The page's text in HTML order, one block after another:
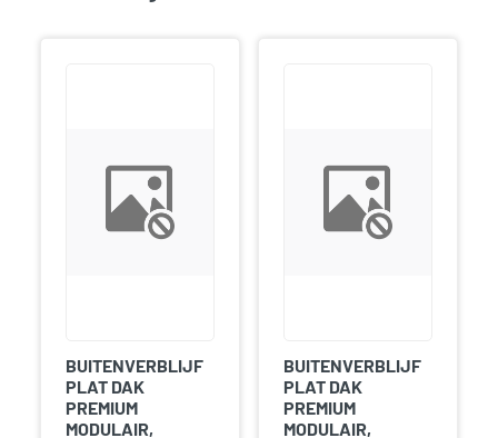
BUITENVERBLIJF
PLAT DAK
PREMIUM
MODULAIR,
BUITENVERBLIJF
PLAT DAK
PREMIUM
MODULAIR,